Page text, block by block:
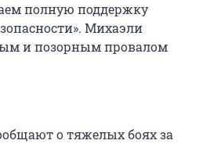
полную поддержку
Михаэли
и позорным провалом
о тяжелых боях за